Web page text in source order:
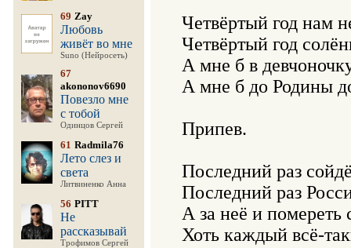
69 Zay
Любовь
живёт во мне
Suno (Нейросеть)
67
akononov6690
Повезло мне
с тобой
Одинцов Сергей
61 Radmila76
Лето слез и
света
Литвиненко Анна
56 PITT
Не
рассказывай
Трофимов Сергей
Четвёртый год нам
Четвёртый год
А мне б в
А мне б до Родины
Припев.
Последний раз
Последний раз
А за неё и помереть
Хоть каждый всё-